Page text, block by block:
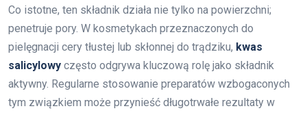
Co istotne, ten składnik działa nie tylko na powierzchni;
penetruje pory. W kosmetykach przeznaczonych do
pielęgnacji cery tłustej lub skłonnej do trądziku, kwas
salicylowy często odgrywa kluczową rolę jako składnik
aktywny. Regularne stosowanie preparatów wzbogaconych
tym związkiem może przynieść długotrwałe rezultaty w